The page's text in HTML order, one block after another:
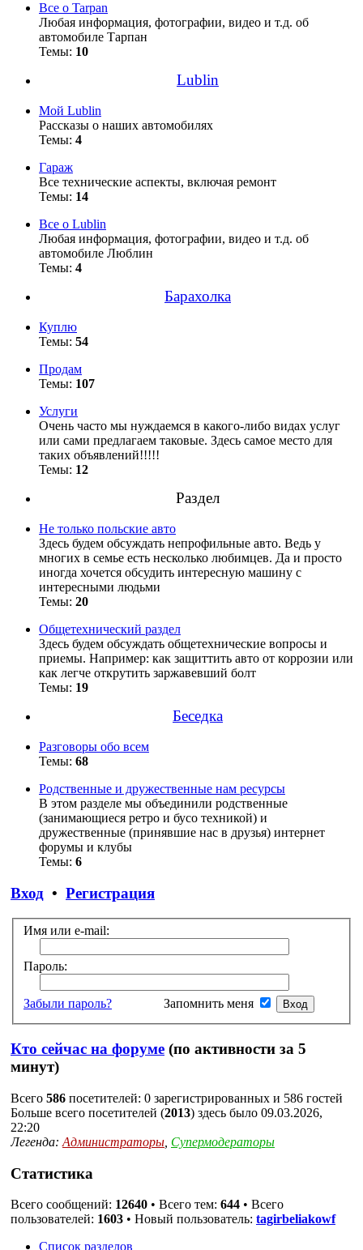
Все о Tarpan
Любая информация, фотографии, видео и т.д. об
автомобиле Тарпан
Темы: 10
Lublin
Мой Lublin
Рассказы о наших автомобилях
Темы: 4
Гараж
Все технические аспекты, включая ремонт
Темы: 14
Все о Lublin
Любая информация, фотографии, видео и т.д. об
автомобиле Люблин
Темы: 4
Барахолка
Куплю
Темы: 54
Продам
Темы: 107
Услуги
Очень часто мы нуждаемся в какого-либо видах услуг
или сами предлагаем таковые. Здесь самое место для
таких объявлений!!!!!
Темы: 12
Раздел
Не только польские авто
Здесь будем обсуждать непрофильные авто. Ведь у
многих в семье есть несколько любимцев. Да и просто
иногда хочется обсудить интересную машину с
интересными людьми
Темы: 20
Общетехнический раздел
Здесь будем обсуждать общетехнические вопросы и
приемы. Например: как защиттить авто от коррозии или
как легче открутить заржавевший болт
Темы: 19
Беседка
Разговоры обо всем
Темы: 68
Родственные и дружественные нам ресурсы
В этом разделе мы объединили родственные
(занимающиеся ретро и бусо техникой) и
дружественные (принявшие нас в друзья) интернет
форумы и клубы
Темы: 6
Вход • Регистрация
Имя или e-mail:
Пароль:
Забыли пароль? Запомнить меня
Кто сейчас на форуме (по активности за 5
минут)
Всего 586 посетителей: 0 зарегистрированных и 586 гостей
Больше всего посетителей (2013) здесь было 09.03.2026,
22:20
Легенда: Администраторы Супермодераторы
Статистика
Всего сообщений: 12640 • Всего тем: 644 • Всего
пользователей: 1603 • Новый пользователь: tagirbeliakowf
Список разделов